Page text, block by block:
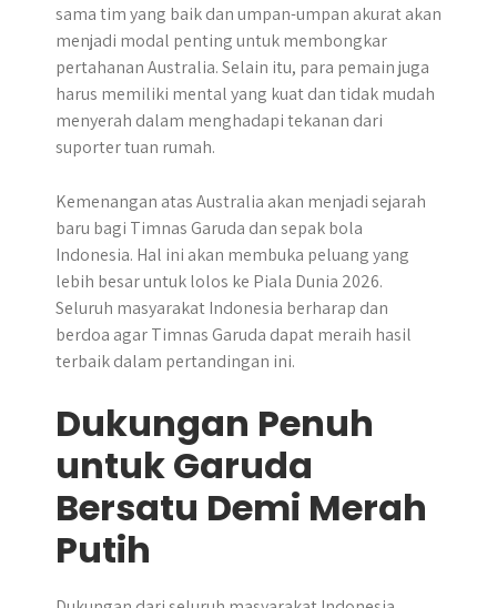
sama tim yang baik dan umpan-umpan akurat akan
menjadi modal penting untuk membongkar
pertahanan Australia. Selain itu, para pemain juga
harus memiliki mental yang kuat dan tidak mudah
menyerah dalam menghadapi tekanan dari
suporter tuan rumah.
Kemenangan atas Australia akan menjadi sejarah
baru bagi Timnas Garuda dan sepak bola
Indonesia. Hal ini akan membuka peluang yang
lebih besar untuk lolos ke Piala Dunia 2026.
Seluruh masyarakat Indonesia berharap dan
berdoa agar Timnas Garuda dapat meraih hasil
terbaik dalam pertandingan ini.
Dukungan Penuh
untuk Garuda
Bersatu Demi Merah
Putih